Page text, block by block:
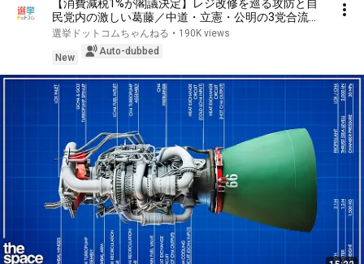
【消費減税1%が閣議決定】レジ改修を巡る攻防と自
民党内の激しい葛藤／中道・立憲・公明の3党合流構
想に浮上した「第4の選択肢」とは？【今野忍×山本
期日前】｜選挙ドットコム
選挙ドットコムちゃんねる • 190K views
New
Auto-dubbed